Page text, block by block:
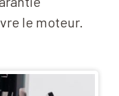
le moteur.